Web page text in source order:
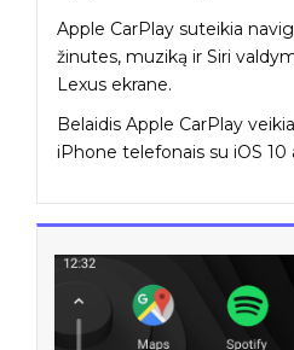
Apple CarPlay suteikia
žinutes, muziką ir Siri
Lexus ekrane.
Belaidis Apple CarPlay
iPhone telefonais su iOS 10